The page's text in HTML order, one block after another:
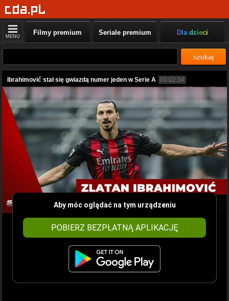
MENU Filmy premium Seriale premium Dla dzieci
szukaj
Ibrahimović stał się gwiazdą numer jeden w Serie A 00:02:34
Aby móc oglądać na tym urządzeniu
POBIERZ BEZPŁATNĄ APLIKACJĘ